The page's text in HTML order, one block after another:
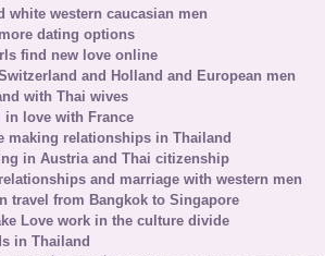
white western caucasian men
dating options
find new love online
and Holland and European men
with Thai wives
in love with France
making relationships in Thailand
in Austria and Thai citizenship
and marriage with western men
travel from Bangkok to Singapore
Love work in the culture divide
in Thailand